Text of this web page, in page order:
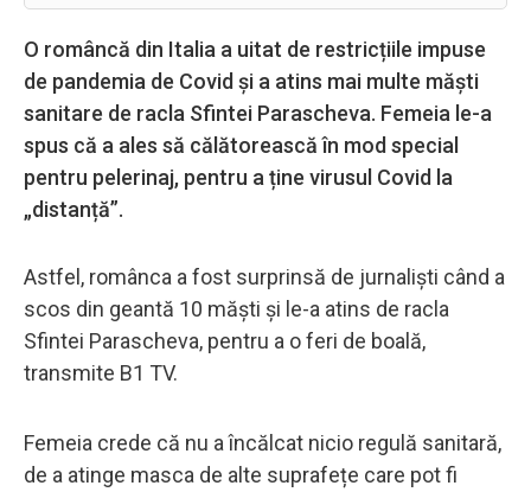
O româncă din Italia a uitat de restricțiile impuse
de pandemia de Covid și a atins mai multe măști
sanitare de racla Sfintei Parascheva. Femeia le-a
spus că a ales să călătorească în mod special
pentru pelerinaj, pentru a ține virusul Covid la
„distanță”.
Astfel, românca a fost surprinsă de jurnaliști când a
scos din geantă 10 măști și le-a atins de racla
Sfintei Parascheva, pentru a o feri de boală,
transmite B1 TV.
Femeia crede că nu a încălcat nicio regulă sanitară,
de a atinge masca de alte suprafețe care pot fi